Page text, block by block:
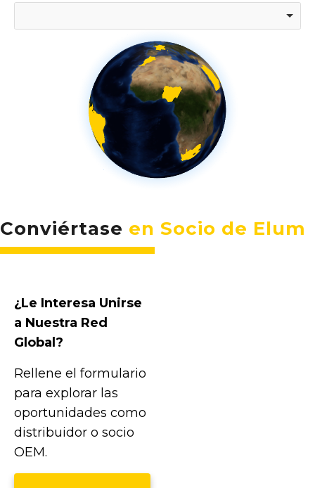
Conviértase en Socio de Elum
¿Le Interesa Unirse
a Nuestra Red
Global?
Rellene el formulario
para explorar las
oportunidades como
distribuidor o socio
OEM.